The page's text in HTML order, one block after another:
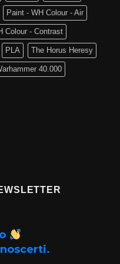
Paint - WH Colour - Air
Colour - Contrast
PLA The Horus Heresy
40.000